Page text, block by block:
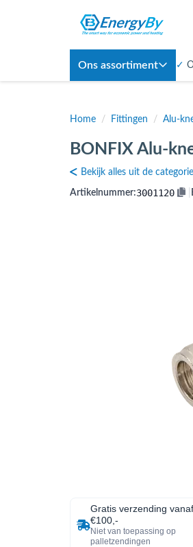
Ons assortiment ✓
Home / Fittingen / Alu-
BONFIX Alu-
Bekijk alles uit de
Artikelnummer:3001120
Gratis verzending vanaf
€100,-
Niet van toepassing op
palletzendingen